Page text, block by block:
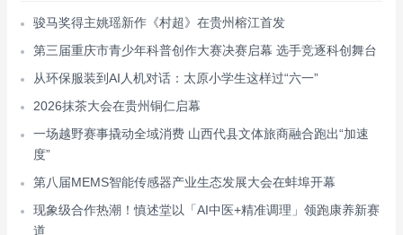
骏马奖得主姚瑶新作《村超》在贵州榕江首发
第三届重庆市青少年科普创作大赛决赛启幕 选手竞逐科创舞台
从环保服装到AI人机对话：太原小学生这样过“六一”
2026抹茶大会在贵州铜仁启幕
一场越野赛事撬动全域消费 山西代县文体旅商融合跑出“加速
度”
第八届MEMS智能传感器产业生态发展大会在蚌埠开幕
现象级合作热潮！慎述堂以「AI中医+精准调理」领跑康养新赛
道